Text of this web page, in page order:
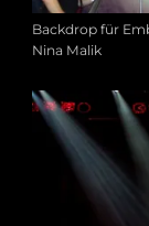
Backdrop für
Nina Malik